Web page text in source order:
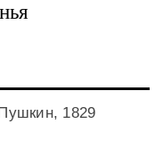
1829